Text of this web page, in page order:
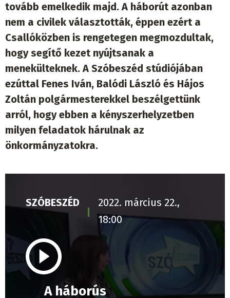
tovább emelkedik majd. A háborút azonban
nem a civilek választották, éppen ezért a
Csallóközben is rengetegen megmozdultak,
hogy segítő kezet nyújtsanak a
menekülteknek. A Szóbeszéd stúdiójában
ezúttal Fenes Iván, Balódi László és Hájos
Zoltán polgármesterekkel beszélgettünk
arról, hogy ebben a kényszerhelyzetben
milyen feladatok hárulnak az
önkormányzatokra.
SZÓBESZÉD
2022. március 22.,
18:00
A háborús